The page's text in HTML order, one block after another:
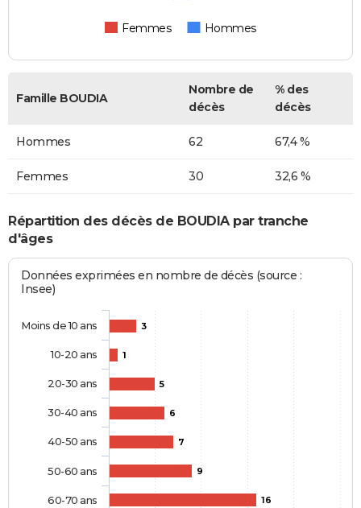
Femmes Hommes
Famille BOUDIA
Nombre de
décès
% des
décès
Hommes 62 67,4 %
Femmes 30 32,6 %
Répartition des décès de BOUDIA par tranche
d'âges
Données exprimées en nombre de décès (source :
Insee)
3
1
5
6
7
9
16
Moins de 10 ans
10-20 ans
20-30 ans
30-40 ans
40-50 ans
50-60 ans
60-70 ans